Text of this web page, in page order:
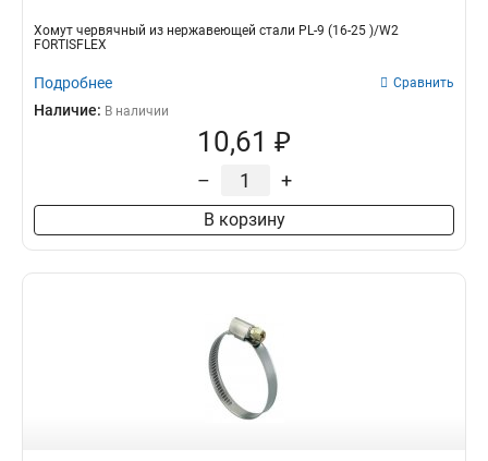
Хомут червячный из нержавеющей стали PL-9 (16-25 )/W2
FORTISFLEX
Подробнее Сравнить
Наличие: В наличии
10,61 ₽
– +
В корзину